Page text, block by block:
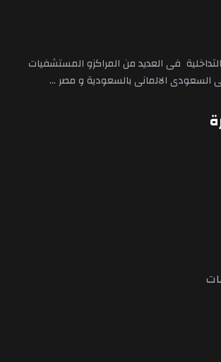
فى العديد من المراكزو المستشفيات
الالمانى بالسعودية و مصر ...